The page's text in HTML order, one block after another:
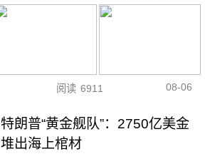
阅读 6911 08-06
特朗普“黄金舰队”：2750亿美金
堆出海上棺材